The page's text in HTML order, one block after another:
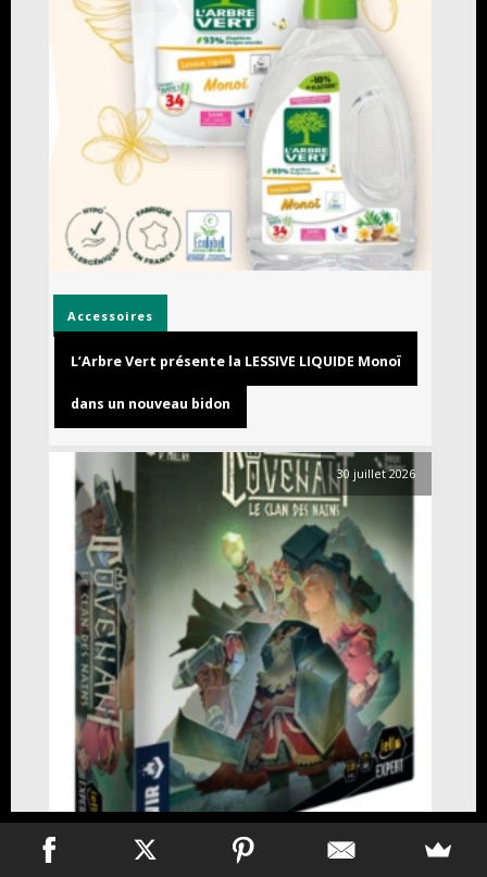
Accessoires
L’Arbre Vert présente la LESSIVE LIQUIDE Monoï
dans un nouveau bidon
30 juillet 2026